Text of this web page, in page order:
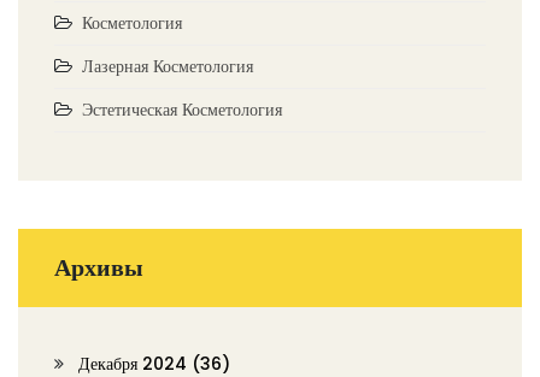
Косметология
Лазерная Косметология
Эстетическая Косметология
Архивы
Декабря 2024 (36)